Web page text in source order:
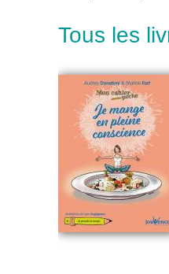
Tous les